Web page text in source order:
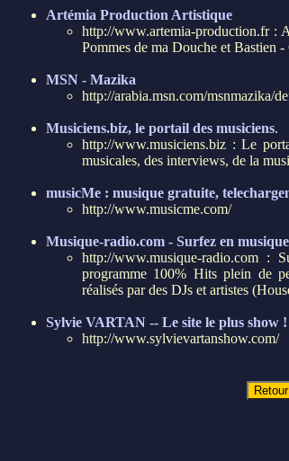
Artémia Production Artistique
http://www.artemia-production.fr
Pommes de ma Douche et Bastien
MSN - Mazika
http://arabia.msn.com/msnmazika/
Musiciens.biz, le portail des musiciens.
http://www.musiciens.biz : Le
musicales, des interviews, de la
musicMe : musique gratuite,
http://www.musicme.com/
Musique-radio.com - Surfez en
http://www.musique-radio.com :
programme 100% Hits plein de
réalisés par des DJs et artistes
Sylvie VARTAN -- Le site le plus show !
http://www.sylvievartanshow.com/